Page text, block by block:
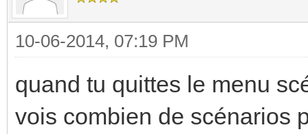
10-06-2014, 07:19 PM
quand tu quittes le menu
vois combien de scénarios